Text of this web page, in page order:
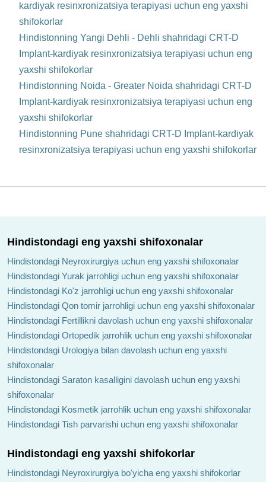
kardiyak resinxronizatsiya terapiyasi uchun eng yaxshi
shifokorlar
Hindistonning Yangi Dehli - Dehli shahridagi CRT-D
Implant-kardiyak resinxronizatsiya terapiyasi uchun eng
yaxshi shifokorlar
Hindistonning Noida - Greater Noida shahridagi CRT-D
Implant-kardiyak resinxronizatsiya terapiyasi uchun eng
yaxshi shifokorlar
Hindistonning Pune shahridagi CRT-D Implant-kardiyak
resinxronizatsiya terapiyasi uchun eng yaxshi shifokorlar
Hindistondagi eng yaxshi shifoxonalar
Hindistondagi Neyroxirurgiya uchun eng yaxshi shifoxonalar
Hindistondagi Yurak jarrohligi uchun eng yaxshi shifoxonalar
Hindistondagi Ko'z jarrohligi uchun eng yaxshi shifoxonalar
Hindistondagi Qon tomir jarrohligi uchun eng yaxshi shifoxonalar
Hindistondagi Fertillikni davolash uchun eng yaxshi shifoxonalar
Hindistondagi Ortopedik jarrohlik uchun eng yaxshi shifoxonalar
Hindistondagi Urologiya bilan davolash uchun eng yaxshi
shifoxonalar
Hindistondagi Saraton kasalligini davolash uchun eng yaxshi
shifoxonalar
Hindistondagi Kosmetik jarrohlik uchun eng yaxshi shifoxonalar
Hindistondagi Tish parvarishi uchun eng yaxshi shifoxonalar
Hindistondagi eng yaxshi shifokorlar
Hindistondagi Neyroxirurgiya boʻyicha eng yaxshi shifokorlar